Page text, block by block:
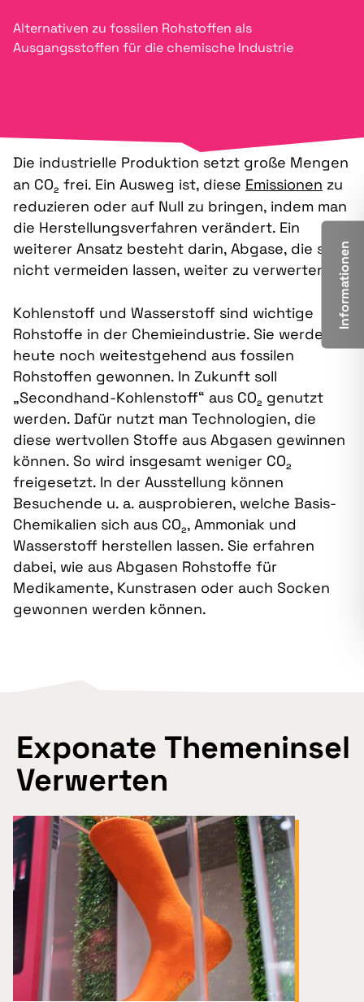
Alternativen zu fossilen Rohstoffen als
Ausgangsstoffen für die chemische Industrie
Die industrielle Produktion setzt große Mengen
an CO₂ frei. Ein Ausweg ist, diese Emissionen zu
reduzieren oder auf Null zu bringen, indem man
die Herstellungsverfahren verändert. Ein
weiterer Ansatz besteht darin, Abgase, die sich
nicht vermeiden lassen, weiter zu verwerten.
Kohlenstoff und Wasserstoff sind wichtige
Rohstoffe in der Chemieindustrie. Sie werden
heute noch weitestgehend aus fossilen
Rohstoffen gewonnen. In Zukunft soll
„Secondhand-Kohlenstoff“ aus CO₂ genutzt
werden. Dafür nutzt man Technologien, die
diese wertvollen Stoffe aus Abgasen gewinnen
können. So wird insgesamt weniger CO₂
freigesetzt. In der Ausstellung können
Besuchende u. a. ausprobieren, welche Basis-
Chemikalien sich aus CO₂, Ammoniak und
Wasserstoff herstellen lassen. Sie erfahren
dabei, wie aus Abgasen Rohstoffe für
Medikamente, Kunstrasen oder auch Socken
gewonnen werden können.
Informationen
Exponate Themeninsel
Verwerten